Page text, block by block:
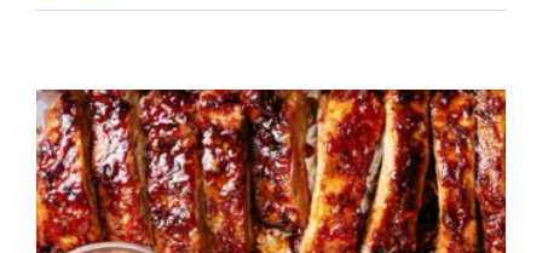
Dicas de almoço para receber